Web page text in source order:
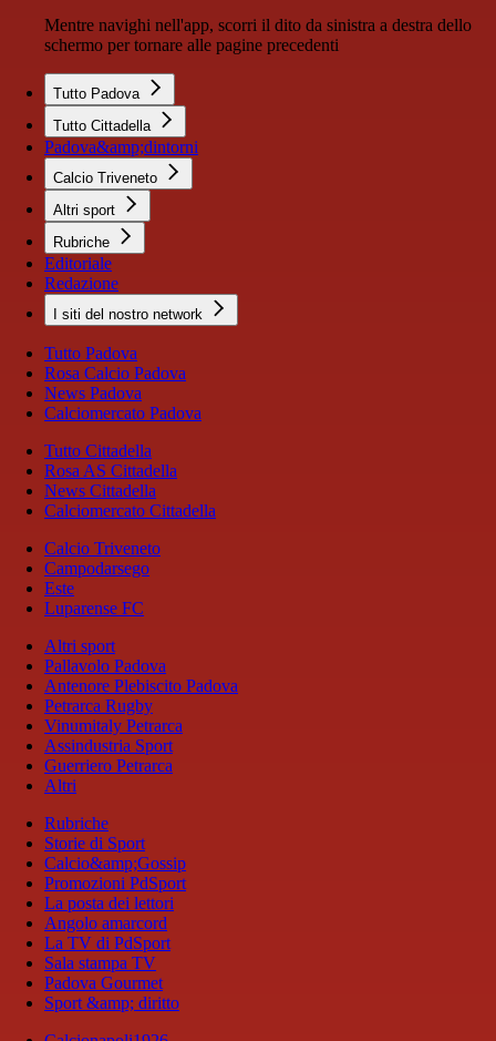
Mentre navighi nell'app, scorri il dito da sinistra a destra dello
schermo per tornare alle pagine precedenti
Tutto Padova
Tutto Cittadella
Padova&amp;dintorni
Calcio Triveneto
Altri sport
Rubriche
Editoriale
Redazione
I siti del nostro network
Tutto Padova
Rosa Calcio Padova
News Padova
Calciomercato Padova
Tutto Cittadella
Rosa AS Cittadella
News Cittadella
Calciomercato Cittadella
Calcio Triveneto
Campodarsego
Este
Luparense FC
Altri sport
Pallavolo Padova
Antenore Plebiscito Padova
Petrarca Rugby
Vinumitaly Petrarca
Assindustria Sport
Guerriero Petrarca
Altri
Rubriche
Storie di Sport
Calcio&amp;Gossip
Promozioni PdSport
La posta dei lettori
Angolo amarcord
La TV di PdSport
Sala stampa TV
Padova Gourmet
Sport &amp; diritto